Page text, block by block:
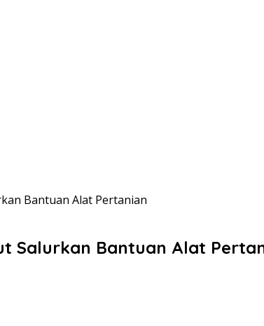
Bantuan Alat Pertanian
Salurkan Bantuan Alat